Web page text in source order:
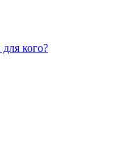
кого?